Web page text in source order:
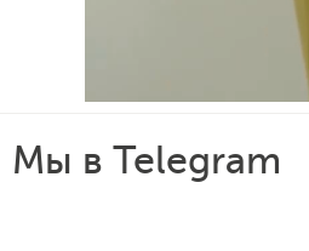
Мы в Telegram